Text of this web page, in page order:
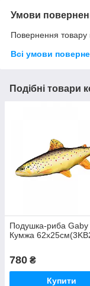
Умови
Повернення товару
Всі умови
Подібні товари
Подушка-риба Gaby
Кумжа
780 ₴
Купити